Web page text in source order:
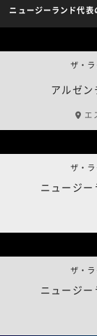
ニュージーランド代表
アルゼン
ザ・
エ
ニュージー
ザ・
ニュージー
ザ・